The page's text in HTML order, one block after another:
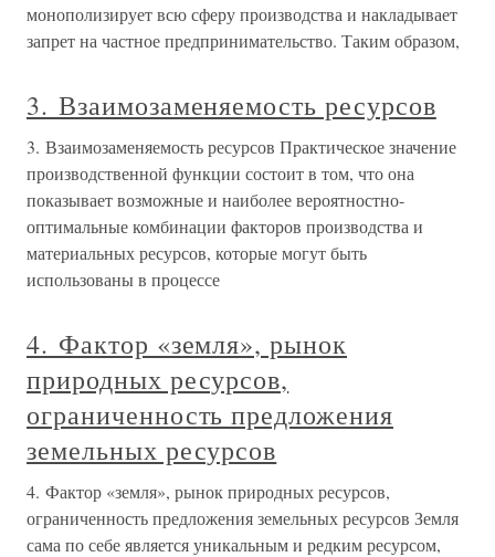
монополизирует всю сферу производства и накладывает
запрет на частное предпринимательство. Таким образом,
3. Взаимозаменяемость ресурсов
3. Взаимозаменяемость ресурсов Практическое значение
производственной функции состоит в том, что она
показывает возможные и наиболее вероятностно-
оптимальные комбинации факторов производства и
материальных ресурсов, которые могут быть
использованы в процессе
4. Фактор «земля», рынок
природных ресурсов,
ограниченность предложения
земельных ресурсов
4. Фактор «земля», рынок природных ресурсов,
ограниченность предложения земельных ресурсов Земля
сама по себе является уникальным и редким ресурсом,